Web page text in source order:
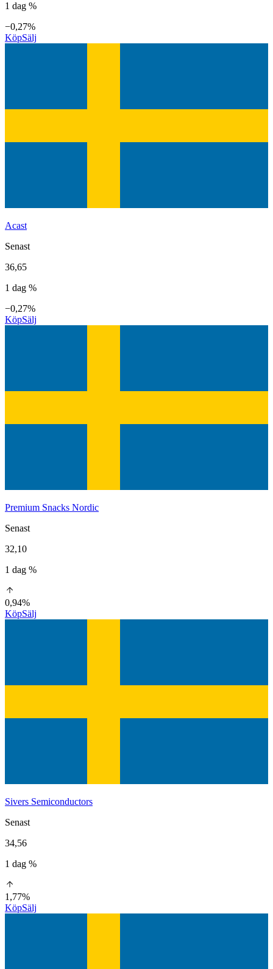
1 dag %
−0,27%
KöpSälj
Acast
Senast
36,65
1 dag %
−0,27%
KöpSälj
Premium Snacks Nordic
Senast
32,10
1 dag %
0,94%
KöpSälj
Sivers Semiconductors
Senast
34,56
1 dag %
1,77%
KöpSälj